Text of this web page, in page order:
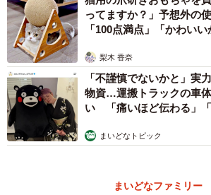
サンというキャラクターを生み出した
いだけではなく「ずいぶん無理をして
一面を発見したこのエピソードは、石
てこそ生まれたものではないでしょう
前述のとおり、ネット上では石田さん
方で「凛とした美しさがあって好き」
ってますか？」予想外の
「100点満点」「かわいい
梨木 香奈
「不謹慎でないかと」実
物資…運搬トラックの車
い 「痛いほど伝わる」「
まいどなトピック
まいどなファミリー